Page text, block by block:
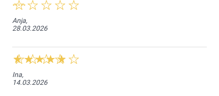
Anja,
28.03.2026
Ina,
14.03.2026